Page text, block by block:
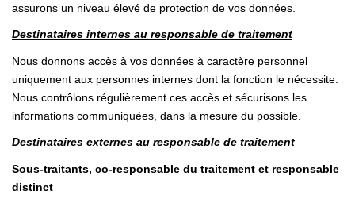
assurons un niveau élevé de protection de vos données.
Destinataires internes au responsable de traitement
Nous donnons accès à vos données à caractère personnel
uniquement aux personnes internes dont la fonction le nécessite.
Nous contrôlons régulièrement ces accès et sécurisons les
informations communiquées, dans la mesure du possible.
Destinataires externes au responsable de traitement
Sous-traitants, co-responsable du traitement et responsable
distinct